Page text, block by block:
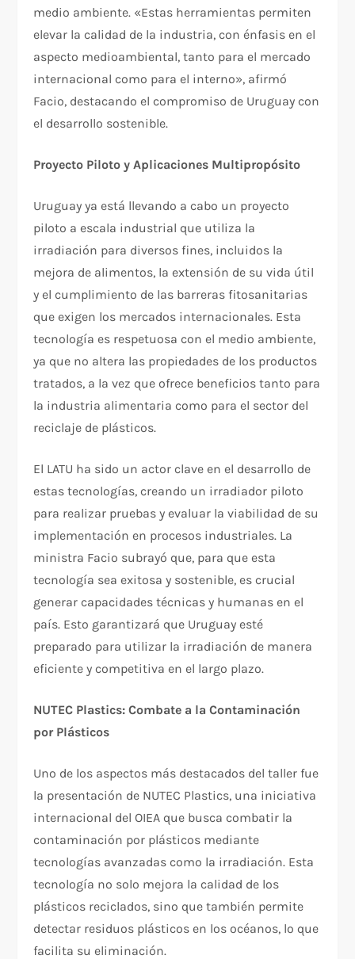
medio ambiente. «Estas herramientas permiten
elevar la calidad de la industria, con énfasis en el
aspecto medioambiental, tanto para el mercado
internacional como para el interno», afirmó
Facio, destacando el compromiso de Uruguay con
el desarrollo sostenible.
Proyecto Piloto y Aplicaciones Multipropósito
Uruguay ya está llevando a cabo un proyecto
piloto a escala industrial que utiliza la
irradiación para diversos fines, incluidos la
mejora de alimentos, la extensión de su vida útil
y el cumplimiento de las barreras fitosanitarias
que exigen los mercados internacionales. Esta
tecnología es respetuosa con el medio ambiente,
ya que no altera las propiedades de los productos
tratados, a la vez que ofrece beneficios tanto para
la industria alimentaria como para el sector del
reciclaje de plásticos.
El LATU ha sido un actor clave en el desarrollo de
estas tecnologías, creando un irradiador piloto
para realizar pruebas y evaluar la viabilidad de su
implementación en procesos industriales. La
ministra Facio subrayó que, para que esta
tecnología sea exitosa y sostenible, es crucial
generar capacidades técnicas y humanas en el
país. Esto garantizará que Uruguay esté
preparado para utilizar la irradiación de manera
eficiente y competitiva en el largo plazo.
NUTEC Plastics: Combate a la Contaminación
por Plásticos
Uno de los aspectos más destacados del taller fue
la presentación de NUTEC Plastics, una iniciativa
internacional del OIEA que busca combatir la
contaminación por plásticos mediante
tecnologías avanzadas como la irradiación. Esta
tecnología no solo mejora la calidad de los
plásticos reciclados, sino que también permite
detectar residuos plásticos en los océanos, lo que
facilita su eliminación.